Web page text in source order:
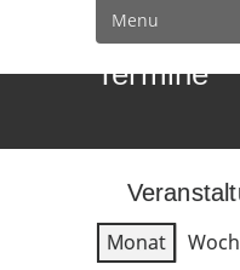
Termine
Monat